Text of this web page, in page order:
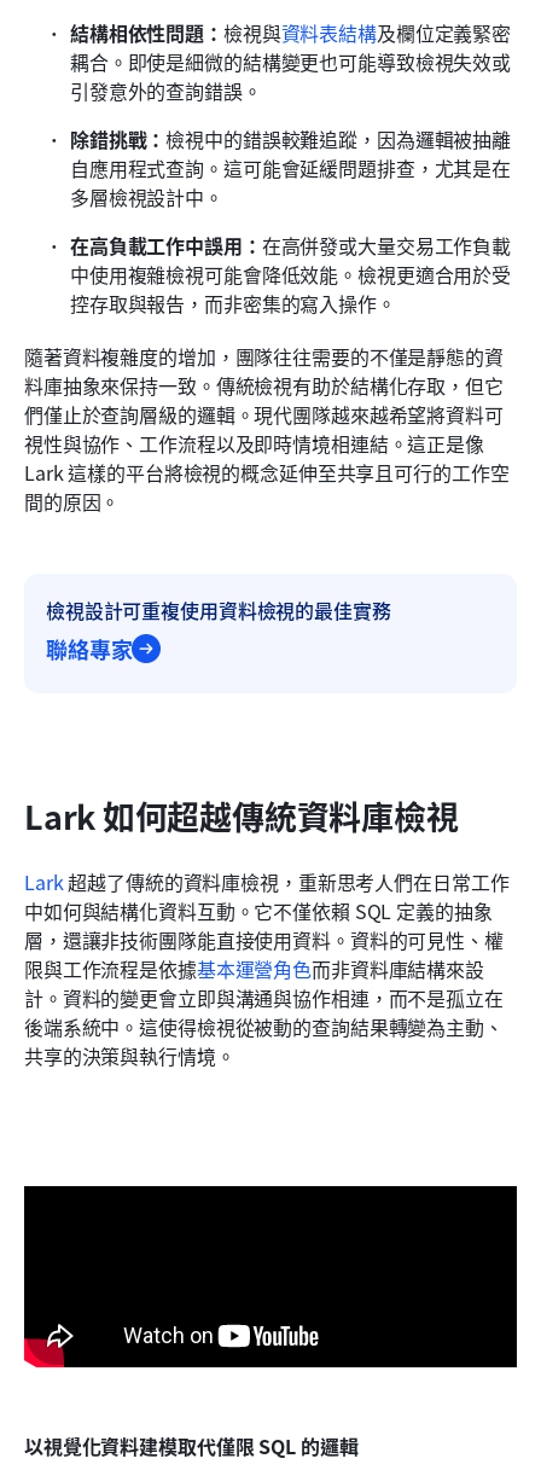
結構相依性問題： 檢視與資料表結構及欄位定義緊密
耦合。即使是細微的結構變更也可能導致檢視失效或
引發意外的查詢錯誤。
除錯挑戰：檢視中的錯誤較難追蹤，因為邏輯被抽離
自應用程式查詢。這可能會延緩問題排查，尤其是在
多層檢視設計中。
在高負載工作中誤用： 在高併發或大量交易工作負載
中使用複雜檢視可能會降低效能。檢視更適合用於受
控存取與報告，而非密集的寫入操作。
隨著資料複雜度的增加，團隊往往需要的不僅是靜態的資
料庫抽象來保持一致。傳統檢視有助於結構化存取，但它
們僅止於查詢層級的邏輯。現代團隊越來越希望將資料可
視性與協作、工作流程以及即時情境相連結。這正是像
Lark 這樣的平台將檢視的概念延伸至共享且可行的工作空
間的原因。
檢視設計可重複使用資料檢視的最佳實務
聯絡專家
Lark 如何超越傳統資料庫檢視
Lark 超越了傳統的資料庫檢視，重新思考人們在日常工作
中如何與結構化資料互動。它不僅依賴 SQL 定義的抽象
層，還讓非技術團隊能直接使用資料。資料的可見性、權
限與工作流程是依據基本運營角色而非資料庫結構來設
計。資料的變更會立即與溝通與協作相連，而不是孤立在
後端系統中。這使得檢視從被動的查詢結果轉變為主動、
共享的決策與執行情境。
以視覺化資料建模取代僅限 SQL 的邏輯